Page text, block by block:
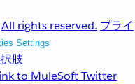
All rights reserved. プライ
Settings
肢
to MuleSoft Twitter